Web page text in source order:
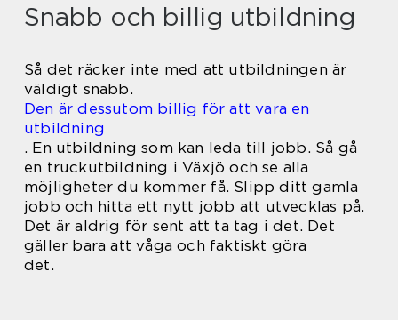
Snabb och billig utbildning
Så det räcker inte med att utbildningen är
väldigt snabb.
Den är dessutom billig för att vara en
utbildning
. En utbildning som kan leda till jobb. Så gå
en truckutbildning i Växjö och se alla
möjligheter du kommer få. Slipp ditt gamla
jobb och hitta ett nytt jobb att utvecklas på.
Det är aldrig för sent att ta tag i det. Det
gäller bara att våga och faktiskt göra
det.